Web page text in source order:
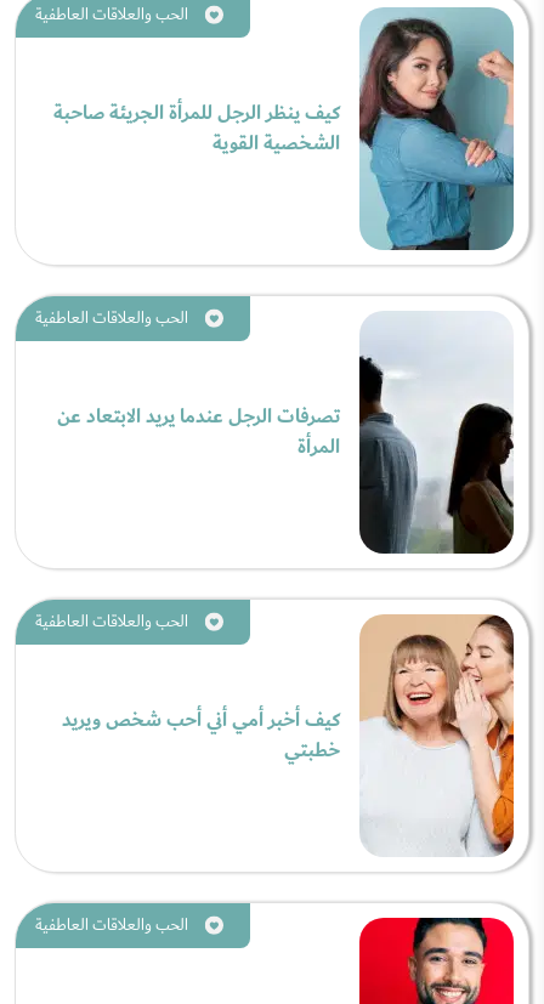
الحب والعلاقات العاطفية
كيف ينظر الرجل للمرأة الجريئة صاحبة
الشخصية القوية
الحب والعلاقات العاطفية
تصرفات الرجل عندما يريد الابتعاد عن
المرأة
الحب والعلاقات العاطفية
كيف أخبر أمي أني أحب شخص ويريد
خطبتي
الحب والعلاقات العاطفية